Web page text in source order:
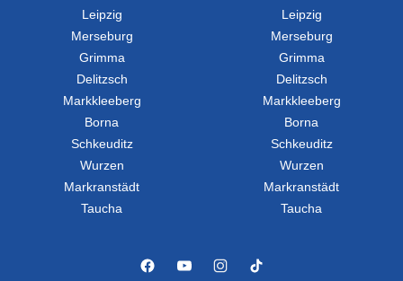
Leipzig
Merseburg
Grimma
Delitzsch
Markkleeberg
Borna
Schkeuditz
Wurzen
Markranstädt
Taucha
Leipzig
Merseburg
Grimma
Delitzsch
Markkleeberg
Borna
Schkeuditz
Wurzen
Markranstädt
Taucha